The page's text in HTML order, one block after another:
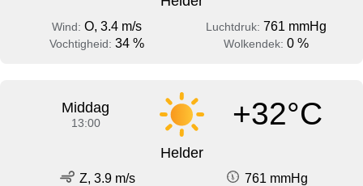
Wind: O, 3.4 m/s Luchtdruk: 761 mmHg
Vochtigheid: 34 % Wolkendek: 0 %
Middag
13:00 +32°C
Helder
Z, 3.9 m/s
761 mmHg